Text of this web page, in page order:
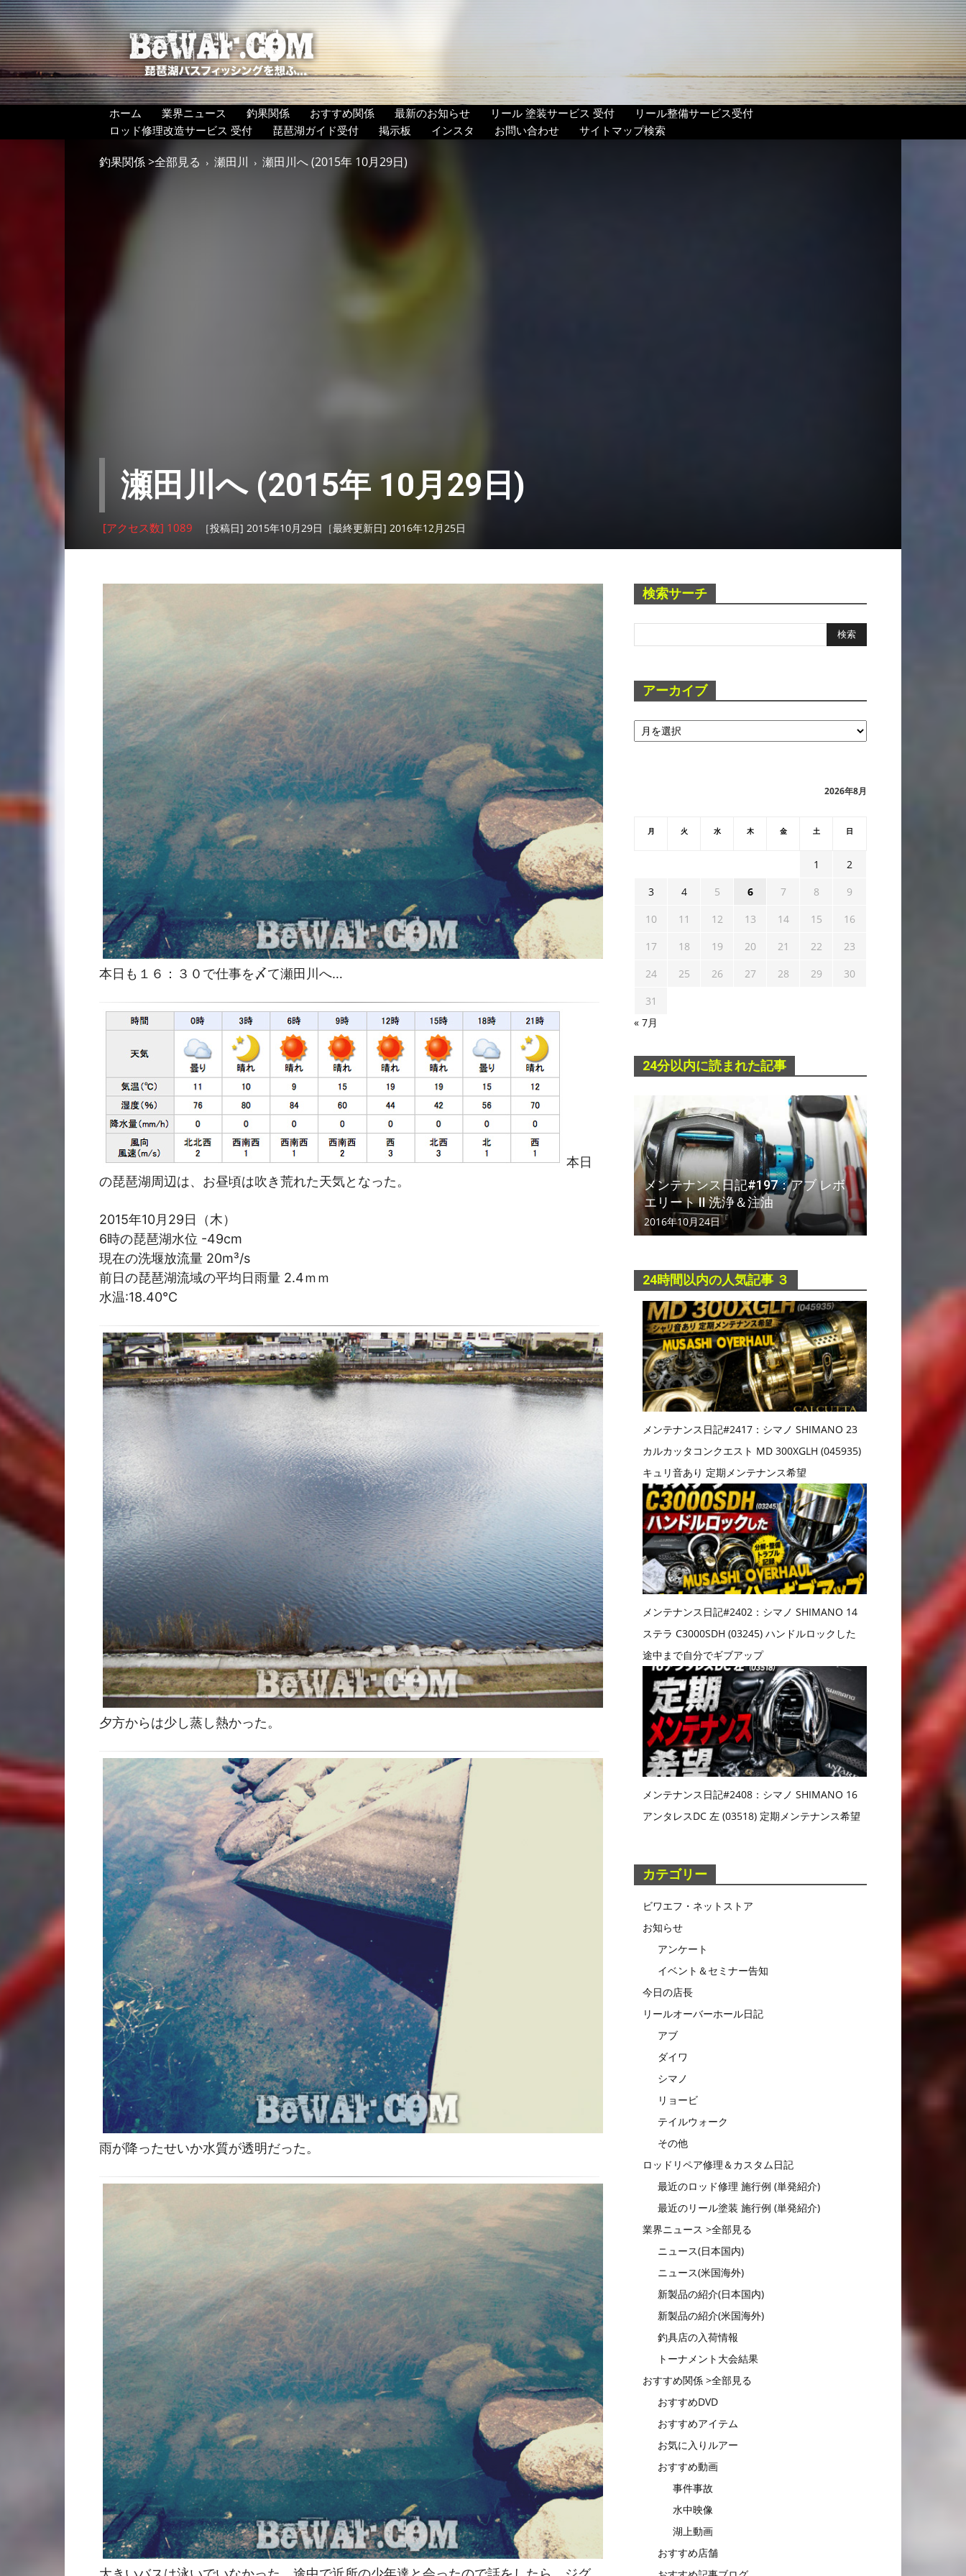
BeWAF
(ビ
ワ
エ
フ）
ホーム 業界ニュース 釣果関係 おすすめ関係 最新のお知らせ リール 塗装サービス 受付
リール整備サービス受付
ロッド修理改造サービス 受付
琵琶湖ガイド受付 掲示板 インスタ お問い合わせ サイトマップ検索
釣果関係 >全部見る 瀬田川 瀬田川へ (2015年 10月29日)
瀬田川へ (2015年 10月29日)
[アクセス数] 1089 ［投稿日] 2015年10月29日［最終更新日] 2016年12月25日
本日も１６：３０で仕事を〆て瀬田川へ…
本日
の琵琶湖周辺は、お昼頃は吹き荒れた天気となった。
2015年10月29日（木）
6時の琵琶湖水位 -49cm
現在の洗堰放流量 20m³/s
前日の琵琶湖流域の平均日雨量 2.4ｍｍ
水温:18.40℃
夕方からは少し蒸し熱かった。
雨が降ったせいか水質が透明だった。
検索サーチ
アーカイブ
ア
ー
2026年8月
月 火 水 木 金 土 日
1
2
3
4 5 6 7 8
9
10
11 12 13 14 15
16
17
18 19 20 21 22
23
24
25 26 27 28 29
30
31
« 7月
24分以内に読まれた記事
メンテナンス日記#197：アブ レボ
エリート II 洗浄＆注油
2016年10月24日
24時間以内の人気記事 ３
メンテナンス日記#2417：シマノ SHIMANO 23
カルカッタコンクエスト MD 300XGLH (045935)
キュリ音あり 定期メンテナンス希望
メンテナンス日記#2402：シマノ SHIMANO 14
ステラ C3000SDH (03245) ハンドルロックした
途中まで自分でギブアップ
メンテナンス日記#2408：シマノ SHIMANO 16
アンタレスDC 左 (03518) 定期メンテナンス希望
カテゴリー
ビワエフ・ネットストア
お知らせ
アンケート
イベント＆セミナー告知
今日の店長
リールオーバーホール日記
アブ
ダイワ
シマノ
リョービ
テイルウォーク
その他
ロッドリペア修理＆カスタム日記
最近のロッド修理 施行例 (単発紹介)
最近のリール塗装 施行例 (単発紹介)
業界ニュース >全部見る
ニュース(日本国内)
ニュース(米国海外)
新製品の紹介(日本国内)
新製品の紹介(米国海外)
釣具店の入荷情報
トーナメント大会結果
おすすめ関係 >全部見る
おすすめDVD
おすすめアイテム
お気に入りルアー
おすすめ動画
事件事故
水中映像
湖上動画
おすすめ店舗